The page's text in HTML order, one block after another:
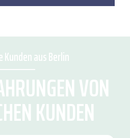
aus Berlin
VON
KUNDEN